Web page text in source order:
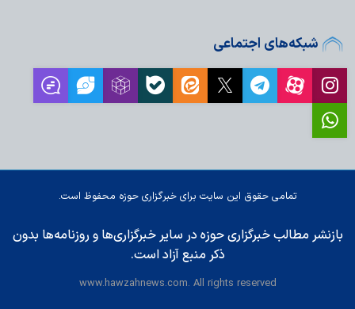
شبکه‌های اجتماعی
تمامی حقوق این سایت برای خبرگزاری حوزه محفوظ است.
بازنشر مطالب خبرگزاری حوزه در سایر خبرگزاری‌ها و روزنامه‌ها بدون
ذکر منبع آزاد است.
www.hawzahnews.com. All rights reserved